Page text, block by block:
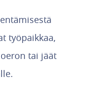
työpaikkaa,
tai jäät